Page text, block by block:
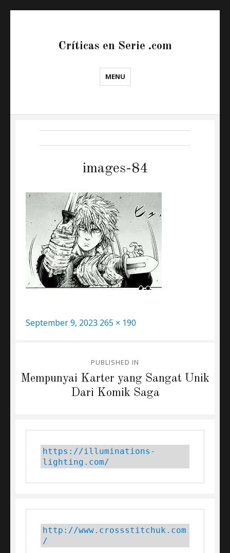
Críticas en Serie .com
MENU
images-84
Posted
September 9, 2023 Full
265 × 190
navigation
PUBLISHED IN
Mempunyai Karter yang Sangat Unik
Dari Komik Saga
https://illuminations-
lighting.com/
http://www.crossstitchuk.com
/